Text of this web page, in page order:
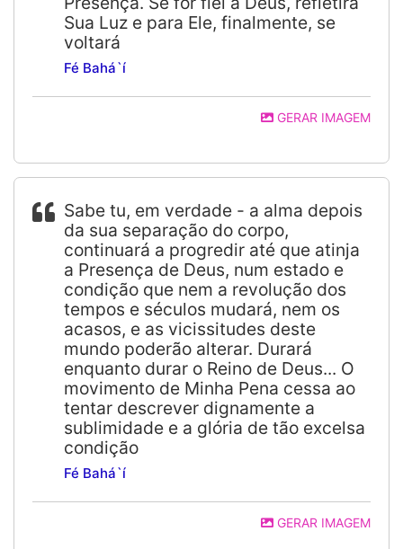
Sua Luz e para Ele, finalmente, se
voltará
Fé Bahá`í
GERAR IMAGEM
Sabe tu, em verdade - a alma depois
da sua separação do corpo,
continuará a progredir até que atinja
a Presença de Deus, num estado e
condição que nem a revolução dos
tempos e séculos mudará, nem os
acasos, e as vicissitudes deste
mundo poderão alterar. Durará
enquanto durar o Reino de Deus... O
movimento de Minha Pena cessa ao
tentar descrever dignamente a
sublimidade e a glória de tão excelsa
condição
Fé Bahá`í
GERAR IMAGEM